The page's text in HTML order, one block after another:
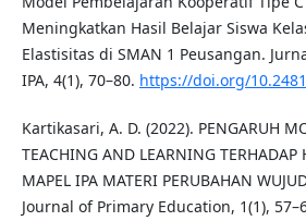
Meningkatkan Hasil Belajar Siswa
Elastisitas di SMAN 1 Peusangan.
IPA, 4(1), 70–80. https://doi.org/
Kartikasari, A. D. (2022). PENGARUH
TEACHING AND LEARNING TERHADAP
MAPEL IPA MATERI PERUBAHAN
Journal of Primary Education, 1(1),